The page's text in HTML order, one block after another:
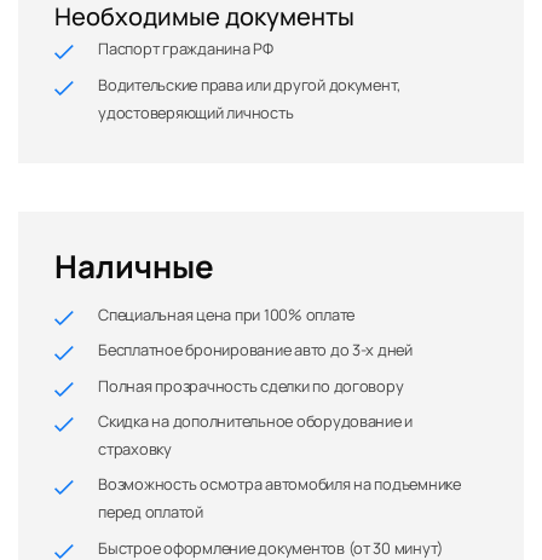
Необходимые документы
Паспорт гражданина РФ
Водительские права или другой документ,
удостоверяющий личность
Наличные
Специальная цена при 100% оплате
Бесплатное бронирование авто до 3-х дней
Полная прозрачность сделки по договору
Скидка на дополнительное оборудование и
страховку
Возможность осмотра автомобиля на подъемнике
перед оплатой
Быстрое оформление документов (от 30 минут)